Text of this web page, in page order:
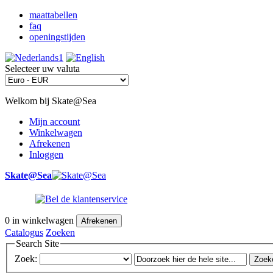
maattabellen
faq
openingstijden
Selecteer uw valuta
Welkom bij Skate@Sea
Mijn account
Winkelwagen
Afrekenen
Inloggen
Skate@Sea
0 in winkelwagen Afrekenen
Catalogus Zoeken
Search Site
Zoek: